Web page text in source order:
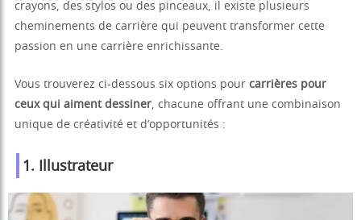
crayons, des stylos ou des pinceaux, il existe plusieurs
cheminements de carrière qui peuvent transformer cette
passion en une carrière enrichissante.
Vous trouverez ci-dessous six options pour carrières pour
ceux qui aiment dessiner, chacune offrant une combinaison
unique de créativité et d’opportunités :
1. Illustrateur